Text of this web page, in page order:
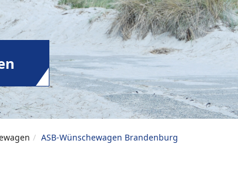
ASB-Wünschewagen Brandenburg